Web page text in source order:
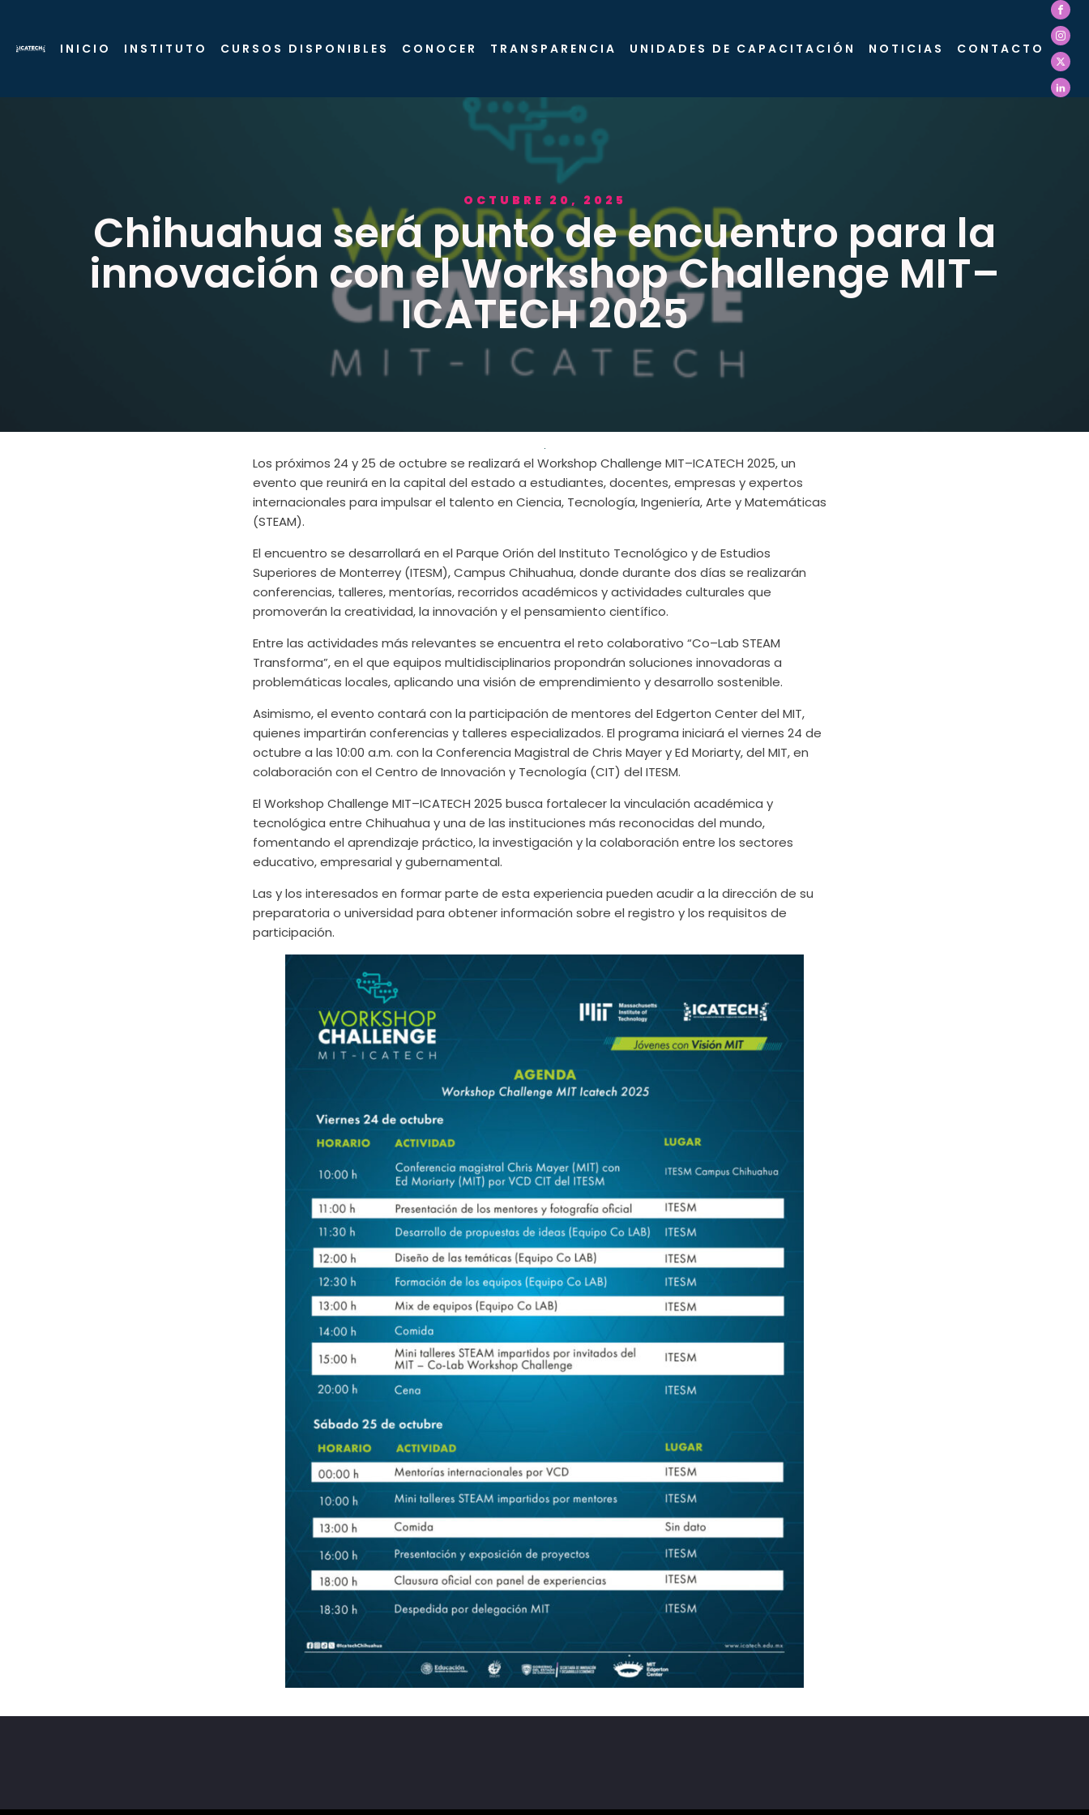
INICIO INSTITUTO CURSOS DISPONIBLES CONOCER TRANSPARENCIA UNIDADES DE CAPACITACIÓN NOTICIAS CONTACTO
OCTUBRE 20, 2025
Chihuahua será punto de encuentro para la
innovación con el Workshop Challenge MIT–
ICATECH 2025
Los próximos 24 y 25 de octubre se realizará el Workshop Challenge MIT–ICATECH 2025, un
evento que reunirá en la capital del estado a estudiantes, docentes, empresas y expertos
internacionales para impulsar el talento en Ciencia, Tecnología, Ingeniería, Arte y Matemáticas
(STEAM).
El encuentro se desarrollará en el Parque Orión del Instituto Tecnológico y de Estudios
Superiores de Monterrey (ITESM), Campus Chihuahua, donde durante dos días se realizarán
conferencias, talleres, mentorías, recorridos académicos y actividades culturales que
promoverán la creatividad, la innovación y el pensamiento científico.
Entre las actividades más relevantes se encuentra el reto colaborativo “Co–Lab STEAM
Transforma”, en el que equipos multidisciplinarios propondrán soluciones innovadoras a
problemáticas locales, aplicando una visión de emprendimiento y desarrollo sostenible.
Asimismo, el evento contará con la participación de mentores del Edgerton Center del MIT,
quienes impartirán conferencias y talleres especializados. El programa iniciará el viernes 24 de
octubre a las 10:00 a.m. con la Conferencia Magistral de Chris Mayer y Ed Moriarty, del MIT, en
colaboración con el Centro de Innovación y Tecnología (CIT) del ITESM.
El Workshop Challenge MIT–ICATECH 2025 busca fortalecer la vinculación académica y
tecnológica entre Chihuahua y una de las instituciones más reconocidas del mundo,
fomentando el aprendizaje práctico, la investigación y la colaboración entre los sectores
educativo, empresarial y gubernamental.
Las y los interesados en formar parte de esta experiencia pueden acudir a la dirección de su
preparatoria o universidad para obtener información sobre el registro y los requisitos de
participación.